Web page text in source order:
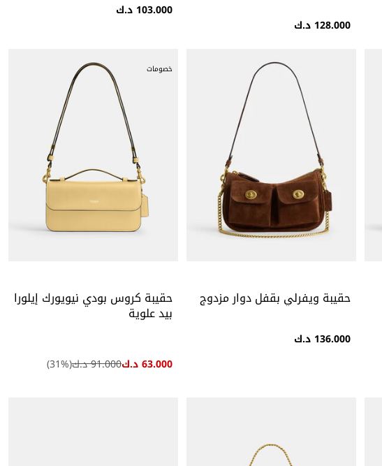
128.000 د.ك
103.000 د.ك
حقيبة ويفرلي بقفل دوار مزدوج
136.000 د.ك
خصومات
حقيبة كروس بودي نيويورك إيلورا
بيد علوية
63.000 د.ك 91.000 د.ك (
31%)